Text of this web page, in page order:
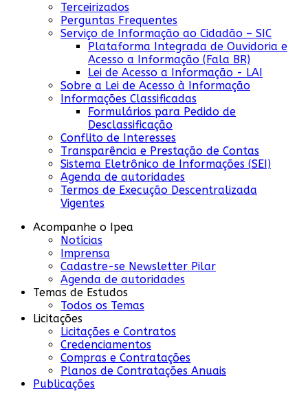
Terceirizados
Perguntas Frequentes
Serviço de Informação ao Cidadão – SIC
Plataforma Integrada de Ouvidoria e
Acesso a Informação (Fala BR)
Lei de Acesso a Informação - LAI
Sobre a Lei de Acesso à Informação
Informações Classificadas
Formulários para Pedido de
Desclassificação
Conflito de Interesses
Transparência e Prestação de Contas
Sistema Eletrônico de Informações (SEI)
Agenda de autoridades
Termos de Execução Descentralizada
Vigentes
Acompanhe o Ipea
Notícias
Imprensa
Cadastre-se Newsletter Pilar
Agenda de autoridades
Temas de Estudos
Todos os Temas
Licitações
Licitações e Contratos
Credenciamentos
Compras e Contratações
Planos de Contratações Anuais
Publicações